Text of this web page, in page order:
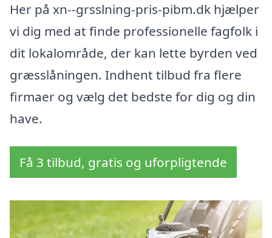
Her på xn--grsslning-pris-pibm.dk hjælper
vi dig med at finde professionelle fagfolk i
dit lokalområde, der kan lette byrden ved
græsslåningen. Indhent tilbud fra flere
firmaer og vælg det bedste for dig og din
have.
Få 3 tilbud, gratis og uforpligtende